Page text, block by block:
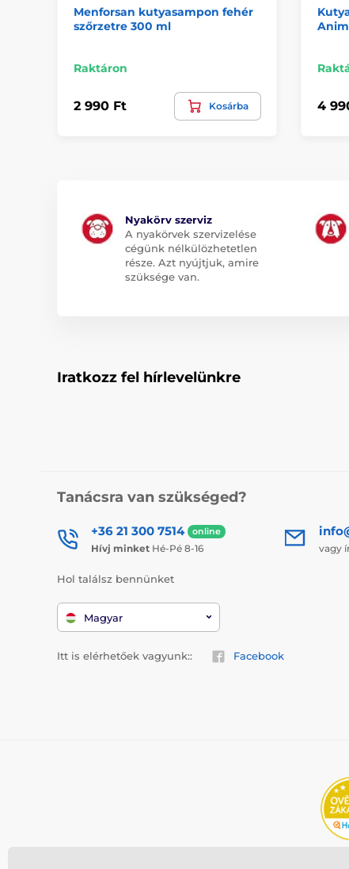
Menforsan kutyasampon fehér
szőrzetre 300 ml
Raktáron
2 990 Ft Kosárba 4
Nyakörv szerviz
A nyakörvek szervizelése
cégünk nélkülözhetetlen
része. Azt nyújtjuk, amire
szüksége van.
Iratkozz fel hírlevelünkre
Tanácsra van szükséged?
+36 21 300 7514 online
Hívj minket Hé-Pé 8-16 vagy
Hol találsz bennünket
Magyar
Itt is elérhetőek vagyunk:: Facebook